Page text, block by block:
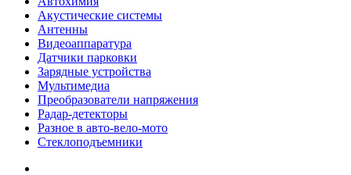
Акустические системы
Антенны
Видеоаппаратура
Датчики парковки
Зарядные устройства
Мультимедиа
Преобразователи напряжения
Радар-детекторы
Разное в авто-вело-мото
Стеклоподъемники